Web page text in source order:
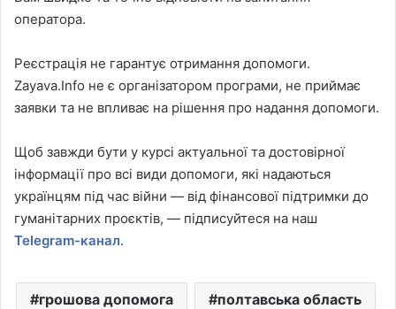
оператора.
Реєстрація не гарантує отримання допомоги.
Zayava.Info не є організатором програми, не приймає
заявки та не впливає на рішення про надання допомоги.
Щоб завжди бути у курсі актуальної та достовірної
інформації про всі види допомоги, які надаються
українцям під час війни — від фінансової підтримки до
гуманітарних проєктів, — підписуйтеся на наш
Telegram-канал.
грошова допомога полтавська область